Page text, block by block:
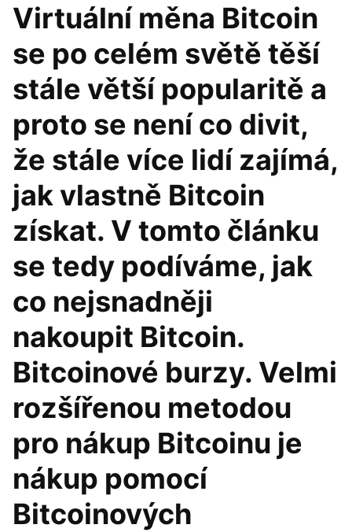
Virtuální měna Bitcoin
se po celém světě těší
stále větší popularitě a
proto se není co divit,
že stále více lidí zajímá,
jak vlastně Bitcoin
získat. V tomto článku
se tedy podíváme, jak
co nejsnadněji
nakoupit Bitcoin.
Bitcoinové burzy. Velmi
rozšířenou metodou
pro nákup Bitcoinu je
nákup pomocí
Bitcoinových